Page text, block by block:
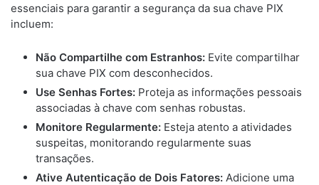
essenciais para garantir a segurança da sua chave PIX
incluem:
Não Compartilhe com Estranhos: Evite compartilhar
sua chave PIX com desconhecidos.
Use Senhas Fortes: Proteja as informações pessoais
associadas à chave com senhas robustas.
Monitore Regularmente: Esteja atento a atividades
suspeitas, monitorando regularmente suas
transações.
Ative Autenticação de Dois Fatores: Adicione uma